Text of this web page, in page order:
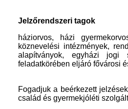
Jelzőrendszeri tagok
háziorvos, házi
köznevelési intézmények,
alapítványok, egyházi jogi
feladatkörében eljáró fővárosi
Fogadjuk a beérkezett
család és gyermekjóléti